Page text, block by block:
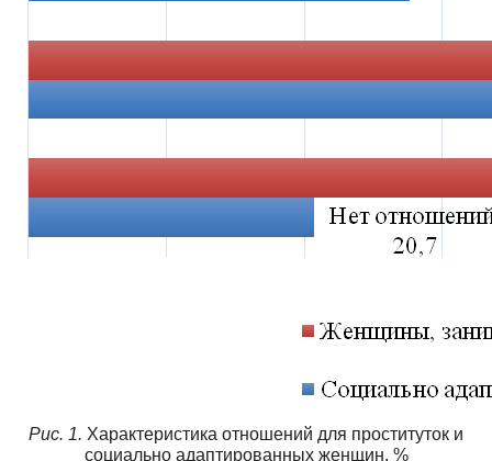
Рис. 1. Характеристика отношений для проституток и
социально адаптированных женщин, %